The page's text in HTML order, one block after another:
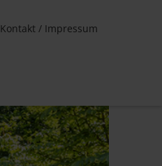
Kontakt / Impressum